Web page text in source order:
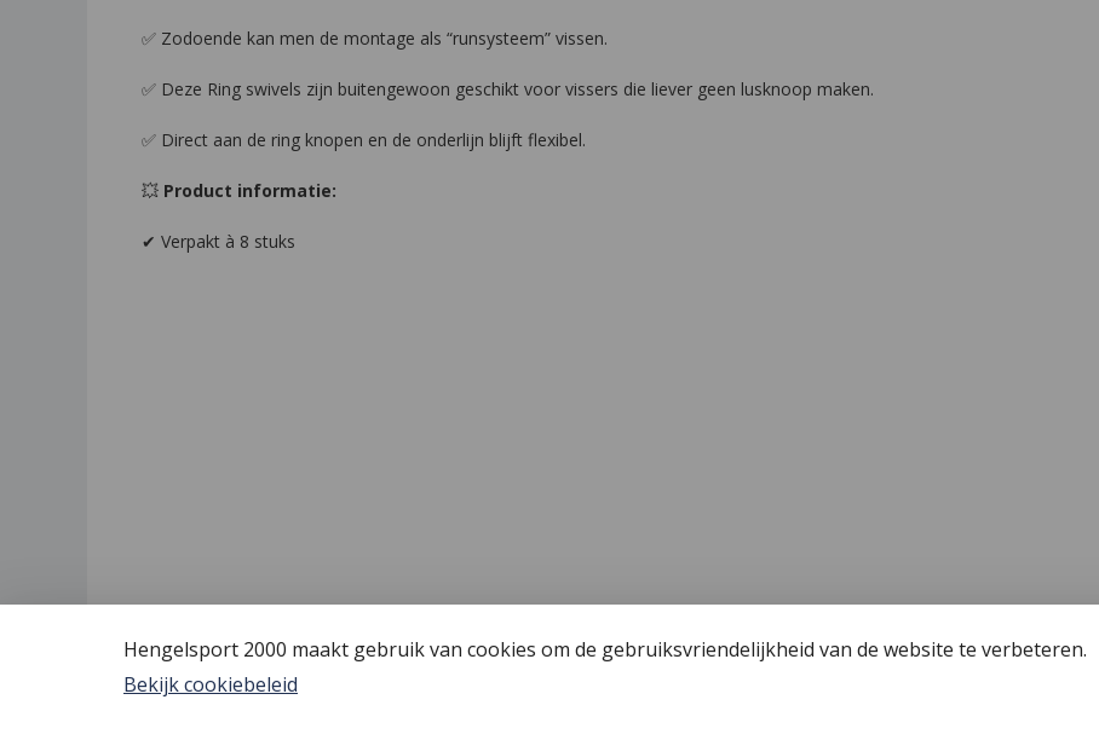
✅ Zodoende kan men de montage als “runsysteem” vissen.
✅ Deze Ring swivels zijn buitengewoon geschikt voor vissers die liever geen lusknoop maken.
✅ Direct aan de ring knopen en de onderlijn blijft flexibel.
💥 Product informatie:
✔ Verpakt à 8 stuks
Hengelsport 2000 maakt gebruik van cookies om de gebruiksvriendelijkheid van de website te verbeteren.
Bekijk cookiebeleid